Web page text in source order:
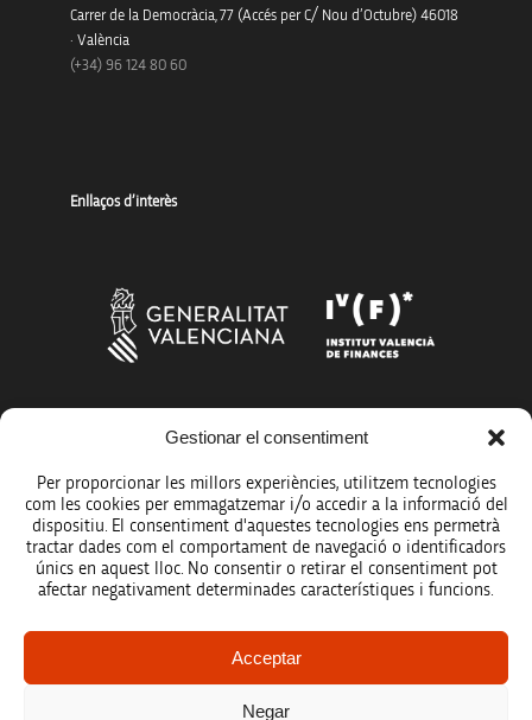
Gestionar el consentiment
Per proporcionar les millors experiències, utilitzem tecnologies
com les cookies per emmagatzemar i/o accedir a la informació del
dispositiu. El consentiment d'aquestes tecnologies ens permetrà
tractar dades com el comportament de navegació o identificadors
únics en aquest lloc. No consentir o retirar el consentiment pot
afectar negativament determinades característiques i funcions.
Acceptar
Negar
Carrer de la Democràcia, 77 (Accés per C/ Nou d’Octubre) 46018
· València
(+34) 96 124 80 60
Enllaços d’interès
Més organismes de suport a la innovació
Avís legal